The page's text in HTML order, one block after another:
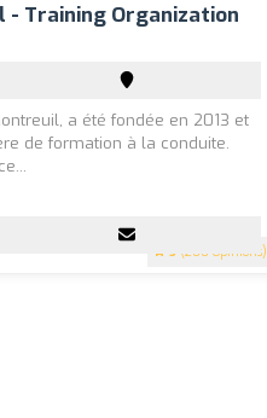
- Training Organization
5 (200 Opinions)
a été fondée en 2013 et
de formation à la conduite.